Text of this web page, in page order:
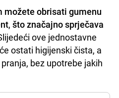
možete obrisati gumenu
, što značajno sprječava
ove jednostavne
ostati higijenski čista, a
bez upotrebe jakih